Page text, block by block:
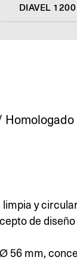
DIAVEL
y
de
56 mm,